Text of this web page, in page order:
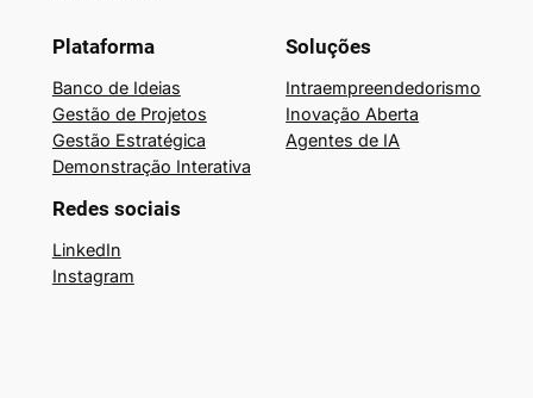
Plataforma
Banco de Ideias
Gestão de Projetos
Gestão Estratégica
Demonstração Interativa
Soluções
Intraempreendedorismo
Inovação Aberta
Agentes de IA
Redes sociais
LinkedIn
Instagram